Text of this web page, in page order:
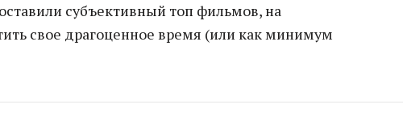
субъективный топ фильмов, на
свое драгоценное время (или как минимум